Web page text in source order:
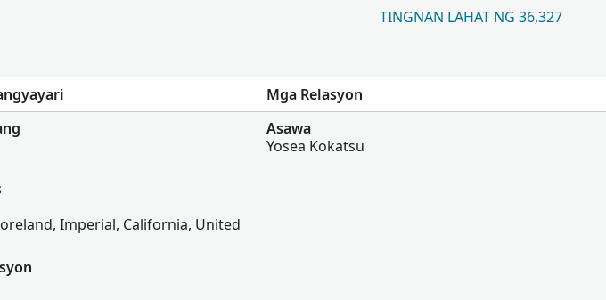
TINGNAN LAHAT NG 36,327
Mga Relasyon
Imperial, California, United
Asawa
Yosea Kokatsu